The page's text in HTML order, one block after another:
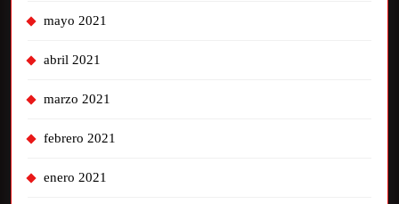
mayo 2021
abril 2021
marzo 2021
febrero 2021
enero 2021